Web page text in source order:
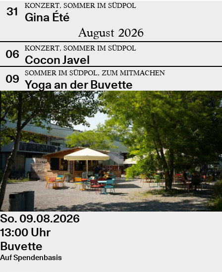
31
KONZERT, SOMMER IM SÜDPOL
Gina Été
August 2026
06 KONZERT, SOMMER IM SÜDPOL
Cocon Javel
09
SOMMER IM SÜDPOL, ZUM MITMACHEN
Yoga an der Buvette
So. 09.08.2026
13:00 Uhr
Buvette
Auf Spendenbasis